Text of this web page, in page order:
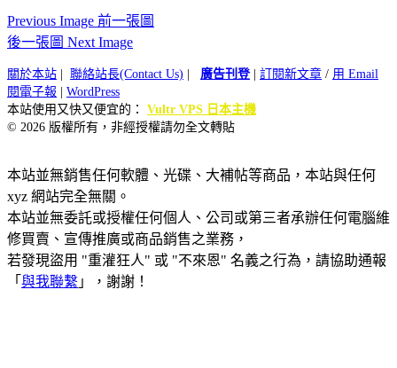
Previous Image 前一張圖
後一張圖 Next Image
關於本站 聯絡站長(Contact Us) 廣告刊登| 訂閱新文章 / 用 Email
閱電子報
WordPress
本站使用又快又便宜的： Vultr VPS 日本主機
© 2026 版權所有，非經授權請勿全文轉貼
本站並無銷售任何軟體、光碟、大補帖等商品，本站與任何
xyz 網站完全無關。
本站並無委託或授權任何個人、公司或第三者承辦任何電腦維
修買賣、宣傳推廣或商品銷售之業務，
若發現盜用 "重灌狂人" 或 "不來恩" 名義之行為，請協助通報
「 與我聯繫 」，謝謝！